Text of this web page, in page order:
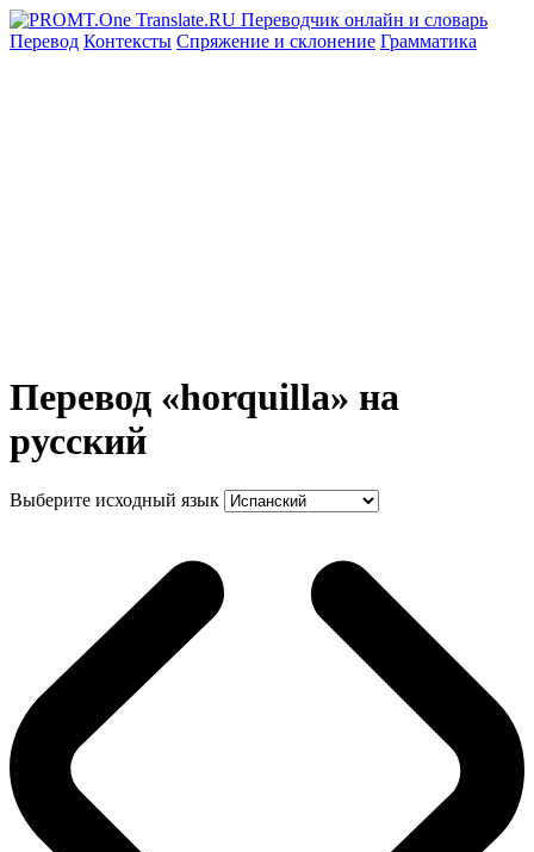
Перевод Контексты Спряжение и склонение Грамматика
Перевод «horquilla» на
русский
Выберите исходный язык